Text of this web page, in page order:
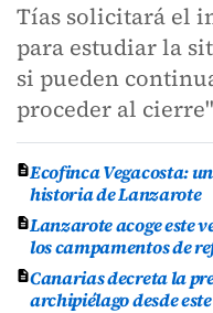
Tías solicitará el
para estudiar la
si pueden
proceder al cierre"
Ecofinca Vegacosta:
historia de Lanzarote
Lanzarote acoge este
los campamentos de
Canarias decreta la
archipiélago desde